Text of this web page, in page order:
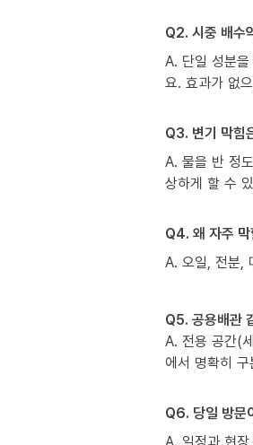
Q2. 시중 배수
A. 단일 성분
요. 효과가 없
Q3. 변기 막힘
A. 물을 반 정
상하게 할 수
Q4. 왜 자주
A. 오일, 전분,
Q5. 공용배관
A. 전용 공간(
에서 명확히
Q6. 당일 방문